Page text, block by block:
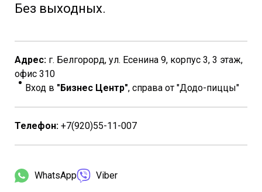
Без выходных.
Адрес: г. Белгорорд, ул. Есенина 9, корпус 3, 3 этаж,
офис 310
Вход в "Бизнес Центр", справа от "Додо-пиццы"
Телефон: +7(920)55-11-007
WhatsApp Viber